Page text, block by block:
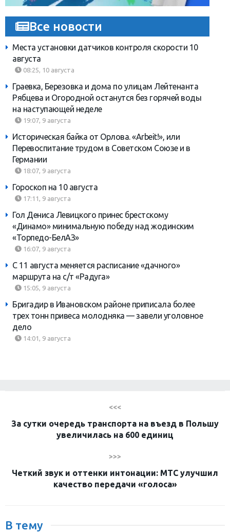
Все новости
Места установки датчиков контроля скорости 10
августа
08:25, 10 августа
Граевка, Березовка и дома по улицам Лейтенанта
Рябцева и Огородной останутся без горячей воды
на наступающей неделе
19:07, 9 августа
Историческая байка от Орлова. «Arbeit!», или
Перевоспитание трудом в Советском Союзе и в
Германии
18:07, 9 августа
Гороскоп на 10 августа
17:11, 9 августа
Гол Дениса Левицкого принес брестскому
«Динамо» минимальную победу над жодинским
«Торпедо-БелАЗ»
16:07, 9 августа
С 11 августа меняется расписание «дачного»
маршрута на с/т «Радуга»
15:05, 9 августа
Бригадир в Ивановском районе приписала более
трех тонн привеса молодняка — завели уголовное
дело
14:01, 9 августа
<<<
За сутки очередь транспорта на въезд в Польшу
увеличилась на 600 единиц
>>>
Четкий звук и оттенки интонации: МТС улучшил
качество передачи «голоса»
В тему